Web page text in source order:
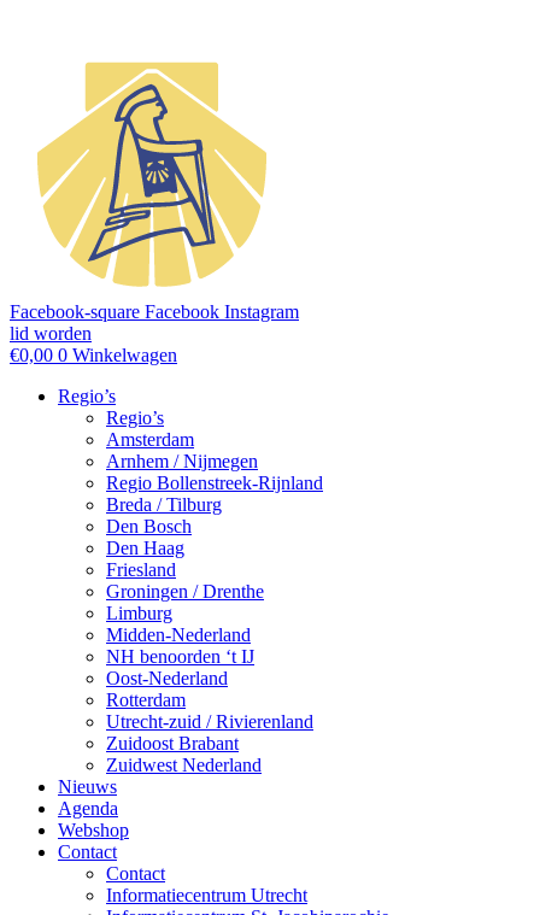
Facebook-square Facebook Instagram
lid worden
€0,00 0 Winkelwagen
Regio’s
Regio’s
Amsterdam
Arnhem / Nijmegen
Regio Bollenstreek-Rijnland
Breda / Tilburg
Den Bosch
Den Haag
Friesland
Groningen / Drenthe
Limburg
Midden-Nederland
NH benoorden ‘t IJ
Oost-Nederland
Rotterdam
Utrecht-zuid / Rivierenland
Zuidoost Brabant
Zuidwest Nederland
Nieuws
Agenda
Webshop
Contact
Contact
Informatiecentrum Utrecht